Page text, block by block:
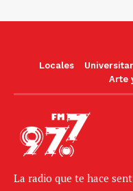
Locales
Arte
La radio que te hace